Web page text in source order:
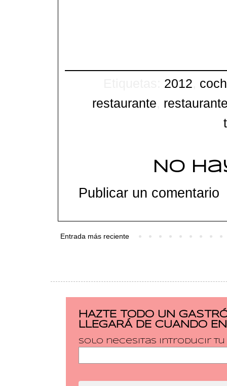
2012
restaurante
No
Publicar un comentario
Entrada más reciente
HAZTE TODO UN
LLEGARÁ DE CUANDO
Solo necesitas introducir